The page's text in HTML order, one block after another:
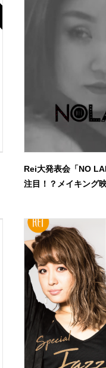
Rei大発表会「NO
注目！？メイキング